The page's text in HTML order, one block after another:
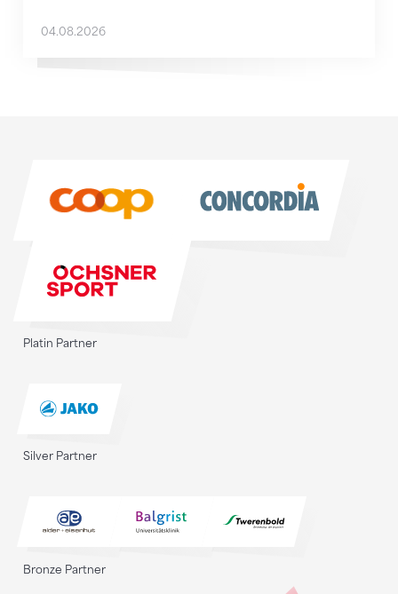
04.08.2026
Platin Partner
Silver Partner
Bronze Partner